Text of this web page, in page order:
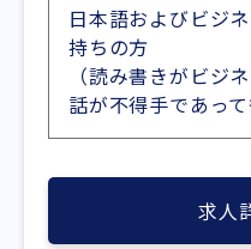
日本語およびビジ
持ちの方
（読み書きがビジ
話が不得手であって
求人